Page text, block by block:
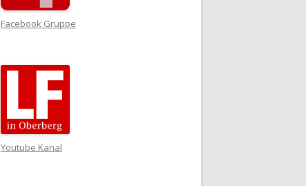
Facebook Gruppe
Youtube Kanal